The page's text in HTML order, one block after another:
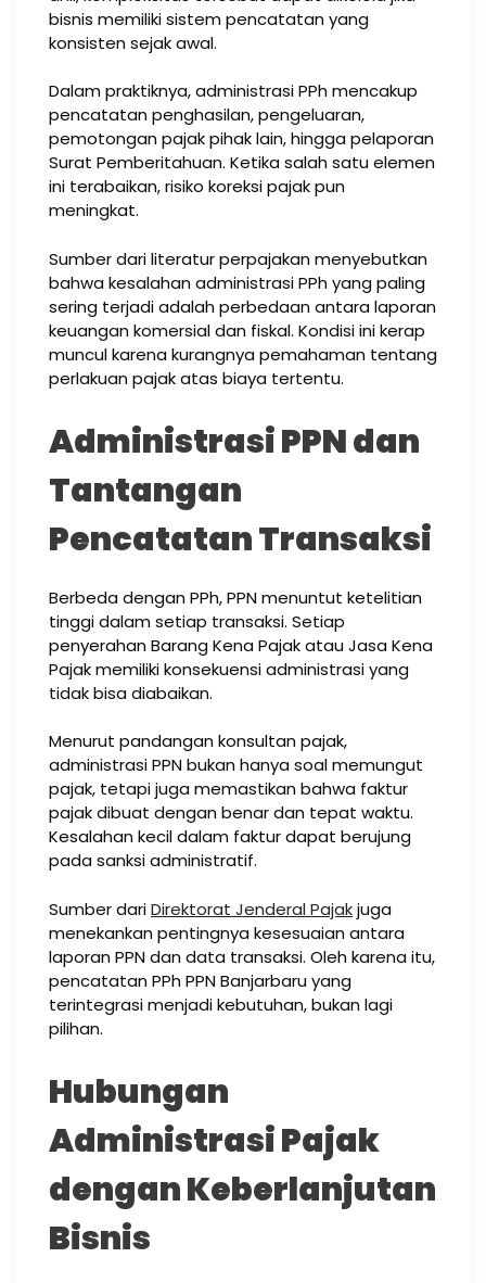
bisnis memiliki sistem pencatatan yang
konsisten sejak awal.
Dalam praktiknya, administrasi PPh mencakup
pencatatan penghasilan, pengeluaran,
pemotongan pajak pihak lain, hingga pelaporan
Surat Pemberitahuan. Ketika salah satu elemen
ini terabaikan, risiko koreksi pajak pun
meningkat.
Sumber dari literatur perpajakan menyebutkan
bahwa kesalahan administrasi PPh yang paling
sering terjadi adalah perbedaan antara laporan
keuangan komersial dan fiskal. Kondisi ini kerap
muncul karena kurangnya pemahaman tentang
perlakuan pajak atas biaya tertentu.
Administrasi PPN dan
Tantangan
Pencatatan Transaksi
Berbeda dengan PPh, PPN menuntut ketelitian
tinggi dalam setiap transaksi. Setiap
penyerahan Barang Kena Pajak atau Jasa Kena
Pajak memiliki konsekuensi administrasi yang
tidak bisa diabaikan.
Menurut pandangan konsultan pajak,
administrasi PPN bukan hanya soal memungut
pajak, tetapi juga memastikan bahwa faktur
pajak dibuat dengan benar dan tepat waktu.
Kesalahan kecil dalam faktur dapat berujung
pada sanksi administratif.
Sumber dariDirektorat Jenderal Pajakjuga
menekankan pentingnya kesesuaian antara
laporan PPN dan data transaksi. Oleh karena itu,
pencatatan PPh PPN Banjarbaru yang
terintegrasi menjadi kebutuhan, bukan lagi
pilihan.
Hubungan
Administrasi Pajak
dengan Keberlanjutan
Bisnis